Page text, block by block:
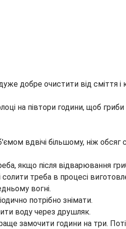
добре очистити від сміття і
на півтори години, щоб
вдвічі більшому, ніж обсяг
якщо після відварювання
треба в процесі
вогні.
потрібно знімати.
воду через друшляк.
замочити години на три.